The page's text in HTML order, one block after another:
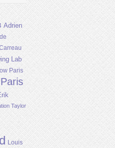
Adrien
Lab
Paris
Taylor
Louis